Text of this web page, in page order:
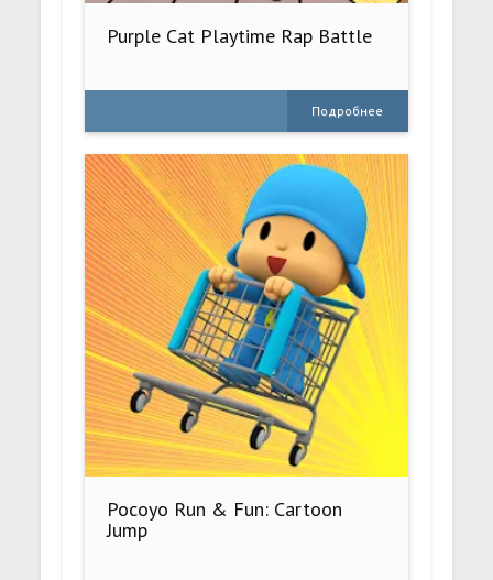
Purple Cat Playtime Rap Battle
Подробнее
Pocoyo Run & Fun: Cartoon
Jump